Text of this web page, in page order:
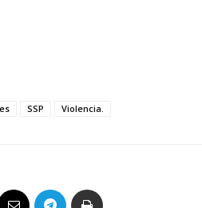
SSP Violencia.